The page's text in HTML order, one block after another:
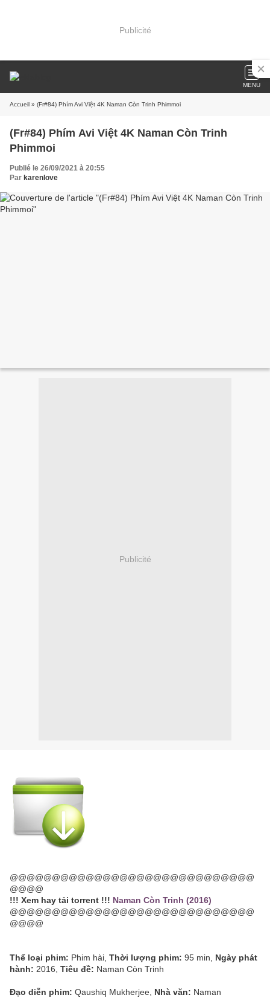
Publicité
MENU
Accueil » (Fr#84) Phím Avi Việt 4K Naman Còn Trinh Phimmoi
(Fr#84) Phím Avi Việt 4K Naman Còn Trinh
Phimmoi
Publié le 26/09/2021 à 20:55
Par karenlove
Publicité
@@@@@@@@@@@@@@@@@@@@@@@@@@@@@
@@@@
!!! Xem hay tải torrent !!! Naman Còn Trinh (2016)
@@@@@@@@@@@@@@@@@@@@@@@@@@@@@
@@@@
Thể loại phim: Phim hài, Thời lượng phim: 95 min, Ngày phát
hành: 2016, Tiêu đề: Naman Còn Trinh
Đạo diễn phim: Qaushiq Mukherjee, Nhà văn: Naman